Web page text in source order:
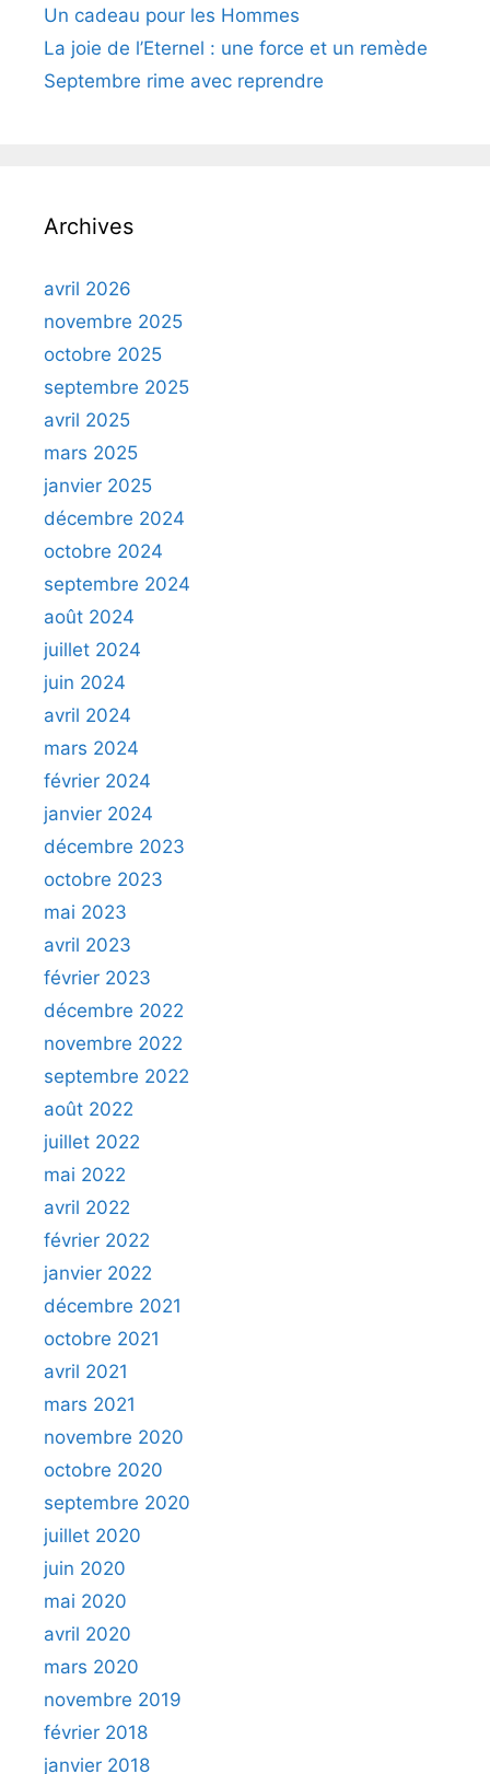
Un cadeau pour les Hommes
La joie de l’Eternel : une force et un remède
Septembre rime avec reprendre
Archives
avril 2026
novembre 2025
octobre 2025
septembre 2025
avril 2025
mars 2025
janvier 2025
décembre 2024
octobre 2024
septembre 2024
août 2024
juillet 2024
juin 2024
avril 2024
mars 2024
février 2024
janvier 2024
décembre 2023
octobre 2023
mai 2023
avril 2023
février 2023
décembre 2022
novembre 2022
septembre 2022
août 2022
juillet 2022
mai 2022
avril 2022
février 2022
janvier 2022
décembre 2021
octobre 2021
avril 2021
mars 2021
novembre 2020
octobre 2020
septembre 2020
juillet 2020
juin 2020
mai 2020
avril 2020
mars 2020
novembre 2019
février 2018
janvier 2018